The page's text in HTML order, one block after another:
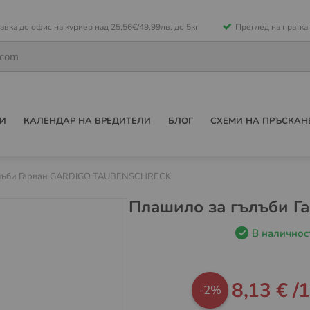
до офис на куриер над 25,56€/49,99лв. до 5кг Преглед на пратка
КАЛЕНДАР НА ВРЕДИТЕЛИ БЛОГ СХЕМИ НА
Гарван GARDIGO TAUBENSCHRECK
Плашило за гълъби
В
-2% Промо
8,13 € /